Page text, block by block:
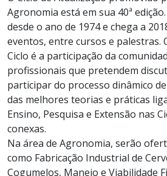
Agronomia está em sua 40ª
desde o ano de 1974 e chega a
eventos, entre cursos e palestras.
Ciclo é a participação da
profissionais que pretendem
participar do processo dinâmico
das melhores teorias e práticas
Ensino, Pesquisa e Extensão nas
conexas.
Na área de Agronomia, serão
como Fabricação Industrial de
Cogumelos, Manejo e Viabilidade